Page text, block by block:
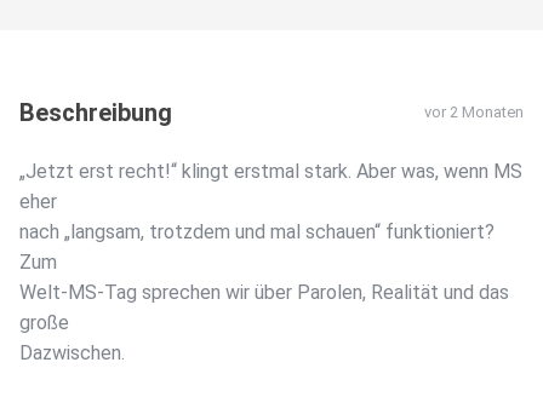
Beschreibung vor 2 Monaten
„Jetzt erst recht!“ klingt erstmal stark. Aber was, wenn MS
eher
nach „langsam, trotzdem und mal schauen“ funktioniert?
Zum
Welt-MS-Tag sprechen wir über Parolen, Realität und das
große
Dazwischen.